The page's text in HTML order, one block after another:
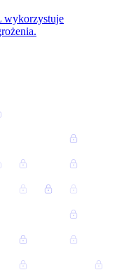
wykorzystuje